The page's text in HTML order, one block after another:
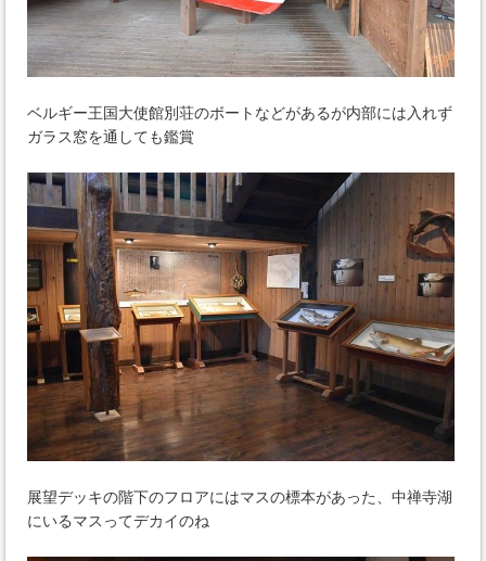
ベルギー王国大使館別荘のボートなどがあるが内部には入れず
ガラス窓を通しても鑑賞
展望デッキの階下のフロアにはマスの標本があった、中禅寺湖
にいるマスってデカイのね